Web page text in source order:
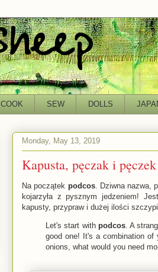
COOK SEW DOLLS
Monday, May 13, 2019
Kapusta, pęczak i
Na początek podcos. Dziwna nazwa,
kojarzyła z pysznym jedzeniem!
kapusty, przypraw i dużej ilości
Let's start with podcos. A
good one! It's a combination of
onions, what would you need